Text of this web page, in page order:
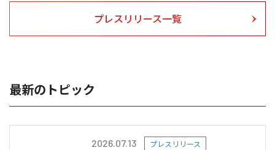
プレスリリース一覧
最新のトピック
2026.07.13 プレスリリース